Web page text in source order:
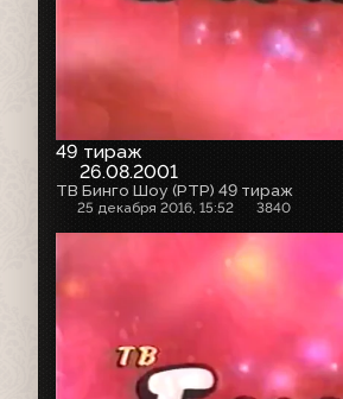
49 тираж
26.08.2001
ТВ Бинго Шоу (РТР) 49 тираж
25 декабря 2016, 15:52 3840